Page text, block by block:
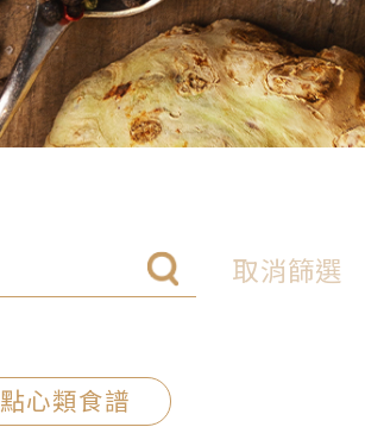
取消篩選
點心類食譜